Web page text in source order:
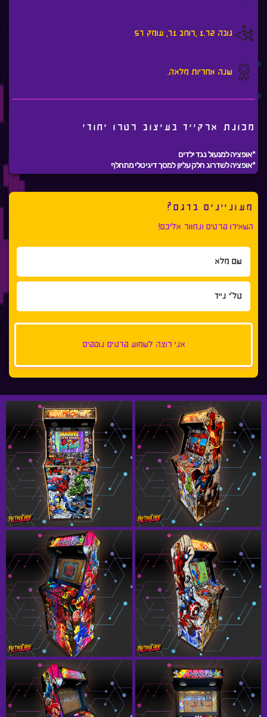
גובה 1.72 ,רוחב 71, עומק 57
שנה אחריות מלאה.
מכונת ארקייד בעיצוב רטרו יחודי
*אופציה למנעול נגד ילדים
*אופציה לשדרוג חלק עליון למסך דיגיטלי מתחלף
מעוניינים בדגם?
השאירו פרטים ונחזור אליכם!
אני רוצה לשמוע פרטים נוספים